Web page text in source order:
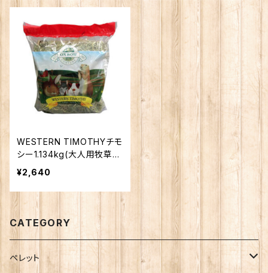
WESTERN TIMOTHYチモ
シー1.134kg(大人用牧草)
OXBOW
¥2,640
CATEGORY
ペレット